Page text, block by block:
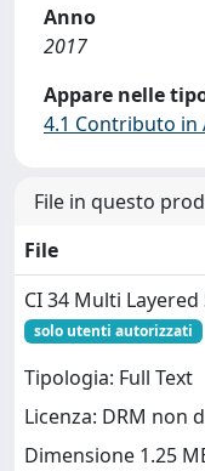
Anno
2017
Appare nelle
4.1 Contributo in
File in questo
File
CI 34 Multi
solo utenti autorizzati
Tipologia: Full Text
Licenza: DRM non
Dimensione 1.25